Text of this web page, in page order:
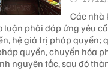
Các nhà
luận phải đáp ứng yêu
hệ giá trị pháp quyền;
quyền, chuyển hóa
nguyên tắc, sau đó